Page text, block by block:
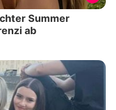
Summer
ab